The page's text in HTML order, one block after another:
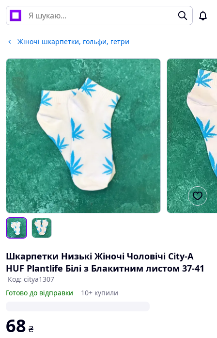
Жіночі шкарпетки, гольфи, гетри
Шкарпетки Низькі Жіночі Чоловічі City-A
HUF Plantlife Білі з Блакитним листом 37-41
Код: citya1307
Готово до відправки
10+ купили
68 ₴